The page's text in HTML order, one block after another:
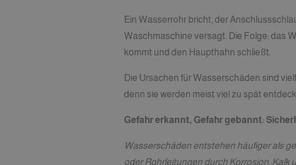
Ein Wasserrohr bricht, der
Waschmaschine versagt. Die Folge: das
kommt und den Haupthahn schließt.
Die Ursachen für Wasserschäden sind
denn sie werden meist viel zu spät
Gefahr erkannt, Gefahr gebannt:
Wasserschäden entstehen häufiger als
oder Rohrleitungen durch Korrosion, Kalk